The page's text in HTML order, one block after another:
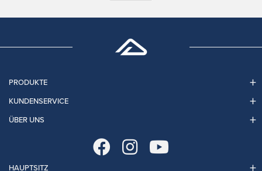
PRODUKTE
KUNDENSERVICE
ÜBER UNS
HAUPTSITZ